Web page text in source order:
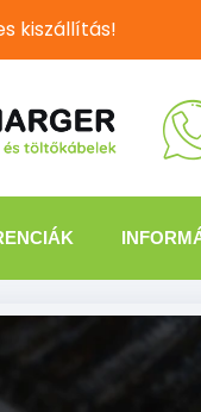
kiszállítás!